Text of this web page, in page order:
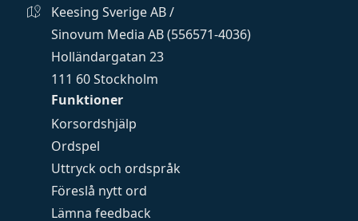
Funktioner
Korsordshjälp
Ordspel
Uttryck och ordspråk
Föreslå nytt ord
Lämna feedback
Keesing Sverige AB /
Sinovum Media AB (556571-4036)
Holländargatan 23
111 60 Stockholm